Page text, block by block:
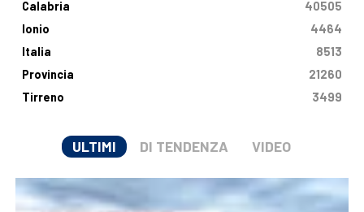
Calabria
40505
Ionio
4464
Italia
8513
Provincia
21260
Tirreno
3499
ULTIMI DI TENDENZA VIDEO